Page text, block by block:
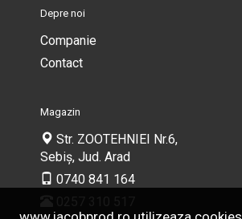
Depre noi
Companie
Contact
Magazin
Str. ZOOTEHNIEI Nr.6,
Sebiș, Jud. Arad
0740 841 164